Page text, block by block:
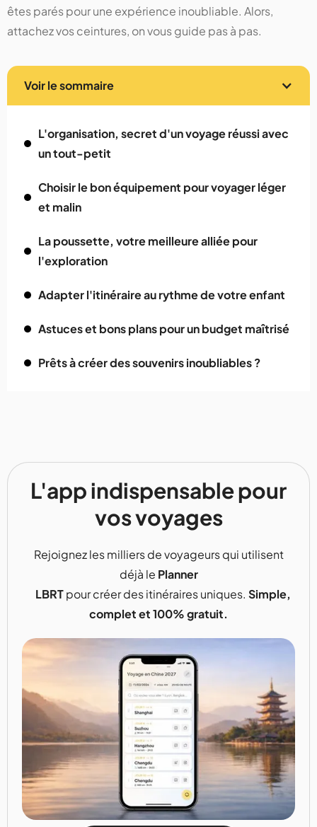
êtes parés pour une expérience inoubliable. Alors,
attachez vos ceintures, on vous guide pas à pas.
Voir le sommaire
L'organisation, secret d'un voyage réussi avec
un tout-petit
Choisir le bon équipement pour voyager léger
et malin
La poussette, votre meilleure alliée pour
l'exploration
Adapter l'itinéraire au rythme de votre enfant
Astuces et bons plans pour un budget maîtrisé
Prêts à créer des souvenirs inoubliables ?
L'app indispensable pour
vos voyages
Rejoignez les milliers de voyageurs qui utilisent
déjà le Planner
LBRTpour créer des itinéraires uniques. Simple,
complet et 100% gratuit.